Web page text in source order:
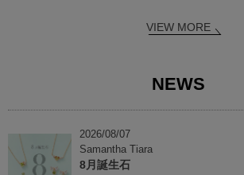
VIEW MORE
NEWS
2026/08/07
Samantha Tiara
8月誕生石